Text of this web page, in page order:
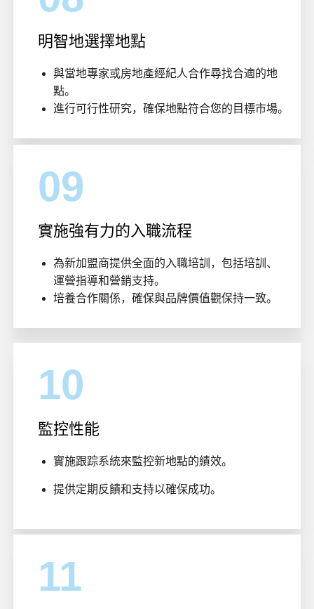
明智地選擇地點
與當地專家或房地產經紀人合作尋找合適的地
點。
進行可行性研究，確保地點符合您的目標市場。
09
實施強有力的入職流程
為新加盟商提供全面的入職培訓，包括培訓、
運營指導和營銷支持。
培養合作關係，確保與品牌價值觀保持一致。
10
監控性能
實施跟踪系統來監控新地點的績效。
提供定期反饋和支持以確保成功。
11